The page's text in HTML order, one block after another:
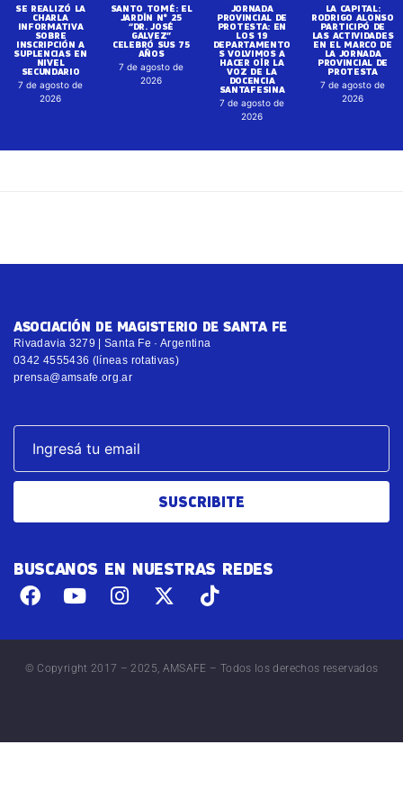
SE REALIZÓ LA
CHARLA
INFORMATIVA
SOBRE
INSCRIPCIÓN A
SUPLENCIAS EN
NIVEL
SECUNDARIO
7 de agosto de
2026
SANTO TOMÉ: EL
JARDÍN N° 25
“DR. JOSÉ
GALVEZ”
CELEBRÓ SUS 75
AÑOS
7 de agosto de
2026
JORNADA
PROVINCIAL DE
PROTESTA: EN
LOS 19
DEPARTAMENTO
S VOLVIMOS A
HACER OÍR LA
VOZ DE LA
DOCENCIA
SANTAFESINA
7 de agosto de
2026
LA CAPITAL:
RODRIGO ALONSO
PARTICIPÓ DE
LAS ACTIVIDADES
EN EL MARCO DE
LA JORNADA
PROVINCIAL DE
PROTESTA
7 de agosto de
2026
ASOCIACIÓN DE MAGISTERIO DE SANTA FE
Rivadavia 3279 | Santa Fe · Argentina
0342 4555436 (líneas rotativas)
prensa@amsafe.org.ar
SUSCRIBITE
BUSCANOS EN NUESTRAS REDES
© Copyright 2017 – 2025, AMSAFE – Todos los derechos reservados